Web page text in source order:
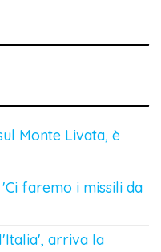
Monte Livata, è
faremo i missili da
arriva la